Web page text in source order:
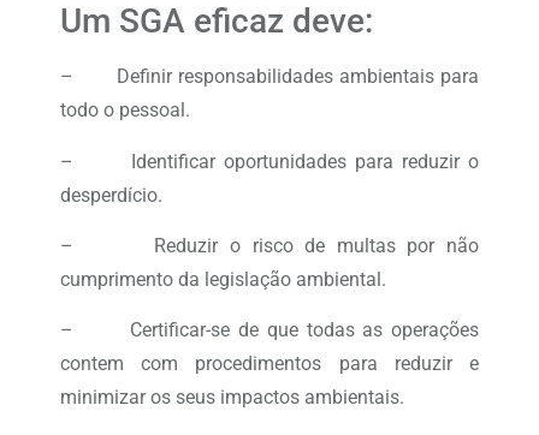
Um SGA eficaz deve:
– Definir responsabilidades ambientais para
todo o pessoal.
– Identificar oportunidades para reduzir o
desperdício.
– Reduzir o risco de multas por não
cumprimento da legislação ambiental.
– Certificar-se de que todas as operações
contem com procedimentos para reduzir e
minimizar os seus impactos ambientais.